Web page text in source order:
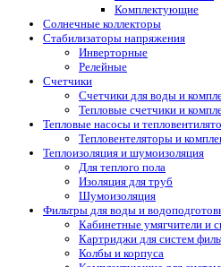
Комплектующие
Солнечные коллекторы
Стабилизаторы напряжения
Инверторные
Релейные
Счетчики
Счетчики для воды и
Тепловые счетчики и
Тепловые насосы и
Тепловентеляторы и
Теплоизоляция и шумоизоляция
Для теплого пола
Изоляция для труб
Шумоизоляция
Фильтры для воды и
Кабинетные умягчители и
Картриджи для систем
Колбы и корпуса